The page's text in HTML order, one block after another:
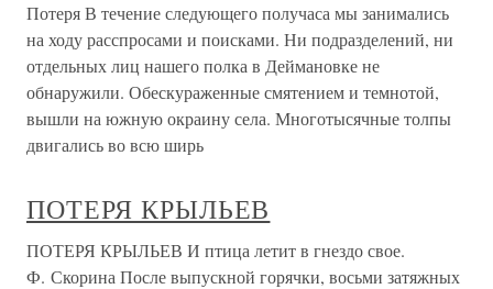
Потеря В течение следующего получаса мы занимались
на ходу расспросами и поисками. Ни подразделений, ни
отдельных лиц нашего полка в Деймановке не
обнаружили. Обескураженные смятением и темнотой,
вышли на южную окраину села. Многотысячные толпы
двигались во всю ширь
ПОТЕРЯ КРЫЛЬЕВ
ПОТЕРЯ КРЫЛЬЕВ И птица летит в гнездо свое.
Ф. Скорина После выпускной горячки, восьми затяжных